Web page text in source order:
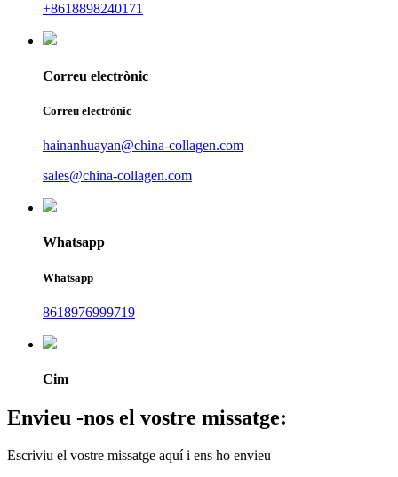
+8618898240171
Correu electrònic
Correu electrònic
hainanhuayan@china-collagen.com
sales@china-collagen.com
Whatsapp
Whatsapp
8618976999719
Cim
Envieu -nos el vostre missatge:
Escriviu el vostre missatge aquí i ens ho envieu